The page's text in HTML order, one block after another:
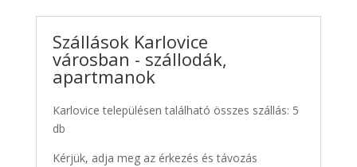
Szállások Karlovice
városban - szállodák,
apartmanok
Karlovice településen található összes szállás: 5
db
Kérjük, adja meg az érkezés és távozás